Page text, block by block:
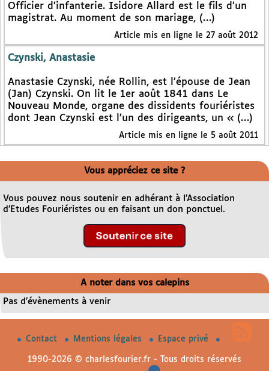
Officier d’infanterie. Isidore Allard est le fils d’un
magistrat. Au moment de son mariage, (…)
Article mis en ligne le 27 août 2012
Czynski, Anastasie
Anastasie Czynski, née Rollin, est l’épouse de Jean
(Jan) Czynski. On lit le 1er août 1841 dans Le
Nouveau Monde, organe des dissidents fouriéristes
dont Jean Czynski est l’un des dirigeants, un « (…)
Article mis en ligne le 5 août 2011
Vous appréciez ce site ?
Vous pouvez nous soutenir en adhérant à l’Association
d’Etudes Fouriéristes ou en faisant un don ponctuel.
A noter dans vos calepins
Pas d’évènements à venir
Contact Mentions légales Espace privé
1990-2026 © charlesfourier.fr - Tous droits réservés